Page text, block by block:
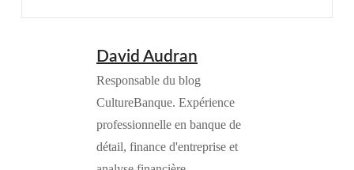
David Audran
Responsable du blog
CultureBanque. Expérience
professionnelle en banque de
détail, finance d'entreprise et